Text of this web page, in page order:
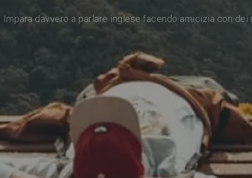
Impara davvero a parlare inglese facendo amicizia con dei